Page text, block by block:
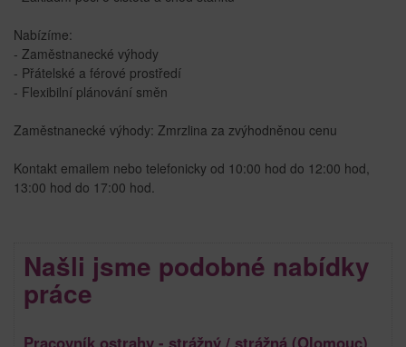
Nabízíme:
- Zaměstnanecké výhody
- Přátelské a férové prostředí
- Flexibilní plánování směn
Zaměstnanecké výhody: Zmrzlina za zvýhodněnou cenu
Kontakt emailem nebo telefonicky od 10:00 hod do 12:00 hod,
13:00 hod do 17:00 hod.
Našli jsme podobné nabídky
práce
Pracovník ostrahy - strážný / strážná (Olomouc)